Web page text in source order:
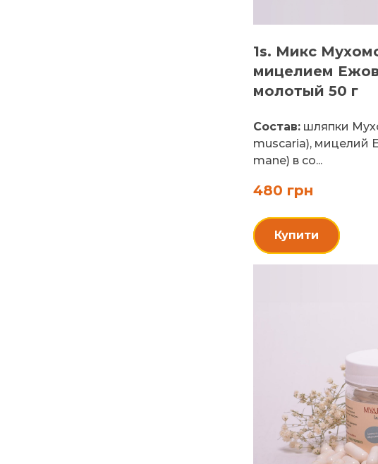
1s. Микс
мицелием
молотый 50 г
Состав:шляпки
muscaria), мицелий
mane) в со...
480 грн
Купити